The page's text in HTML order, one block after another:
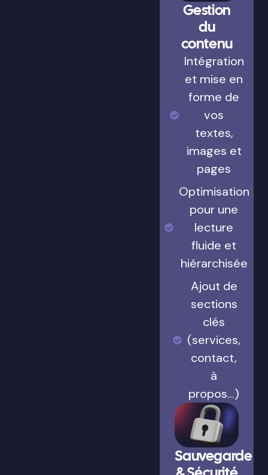
Gestion
du
contenu
Intégration
et mise en
forme de
vos
textes,
images et
pages
Optimisation
pour une
lecture
fluide et
hiérarchisée
Ajout de
sections
clés
(services,
contact,
à
propos…)
Sauvegarde